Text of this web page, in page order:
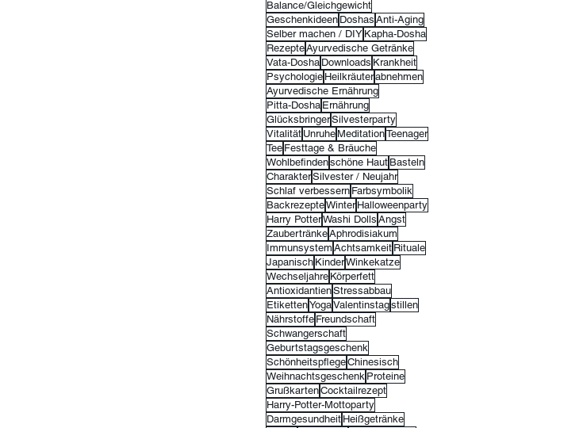
Balance/Gleichgewicht
Geschenkideen Doshas Anti-Aging
Selber machen / DIY Kapha-Dosha
RezepteAyurvedische Getränke
Vata-Dosha Downloads Krankheit
Psychologie Heilkräuterabnehmen
Ayurvedische Ernährung
Pitta-Dosha Ernährung
GlücksbringerSilvesterparty
Vitalität Unruhe MeditationTeenager
Tee Festtage & Bräuche
Wohlbefindenschöne Haut Basteln
CharakterSilvester / Neujahr
Schlaf verbessern Farbsymbolik
BackrezepteWinter Halloweenparty
Harry PotterWashi Dolls Angst
ZaubertränkeAphrodisiakum
Immunsystem Achtsamkeit Rituale
Japanisch KinderWinkekatze
Wechseljahre Körperfett
AntioxidantienStressabbau
EtikettenYogaValentinstagstillen
Nährstoffe Freundschaft
Schwangerschaft
Geburtstagsgeschenk
SchönheitspflegeChinesisch
Weihnachtsgeschenk Proteine
GrußkartenCocktailrezept
Harry-Potter-Mottoparty
Darmgesundheit Heißgetränke